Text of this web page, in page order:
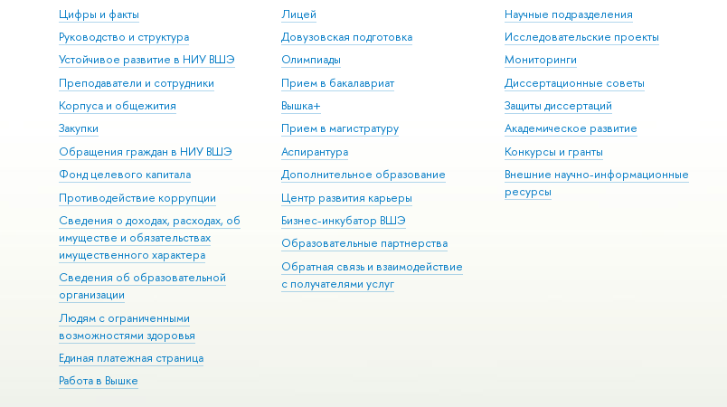
Цифры и факты
Руководство и структура
Устойчивое развитие в НИУ ВШЭ
Преподаватели и сотрудники
Корпуса и общежития
Закупки
Обращения граждан в НИУ ВШЭ
Фонд целевого капитала
Противодействие коррупции
Сведения о доходах, расходах, об
имуществе и обязательствах
имущественного характера
Сведения об образовательной
организации
Людям с ограниченными
возможностями здоровья
Единая платежная страница
Работа в Вышке
Лицей
Довузовская подготовка
Олимпиады
Прием в бакалавриат
Вышка+
Прием в магистратуру
Аспирантура
Дополнительное образование
Центр развития карьеры
Бизнес-инкубатор ВШЭ
Образовательные партнерства
Обратная связь и взаимодействие
с получателями услуг
Научные подразделения
Исследовательские проекты
Мониторинги
Диссертационные советы
Защиты диссертаций
Академическое развитие
Конкурсы и гранты
Внешние научно-информационные
ресурсы